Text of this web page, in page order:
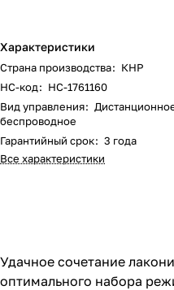
Характеристики
Страна производства: КНР
НС-код: НС-1761160
Вид управления:
беспроводное
Гарантийный срок: 3 года
Все характеристики
Удачное сочетание
оптимального набора